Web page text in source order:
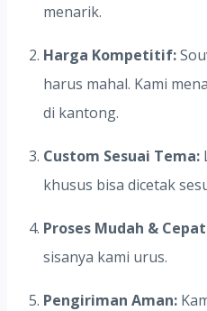
menarik.
Harga Kompetitif:
harus mahal. Kami
di kantong.
Custom Sesuai Tema:
khusus bisa dicetak
Proses Mudah &
sisanya kami urus.
Pengiriman Aman: